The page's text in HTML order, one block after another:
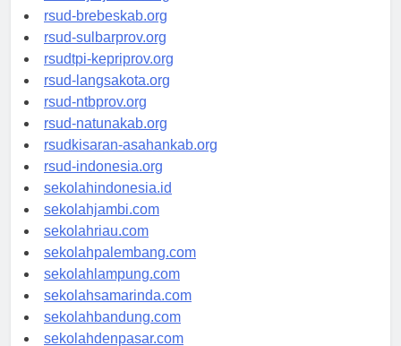
rsudkoja-jakarta.org
rsud-brebeskab.org
rsud-sulbarprov.org
rsudtpi-kepriprov.org
rsud-langsakota.org
rsud-ntbprov.org
rsud-natunakab.org
rsudkisaran-asahankab.org
rsud-indonesia.org
sekolahindonesia.id
sekolahjambi.com
sekolahriau.com
sekolahpalembang.com
sekolahlampung.com
sekolahsamarinda.com
sekolahbandung.com